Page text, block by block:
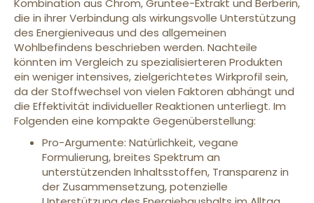
Kombination aus Chrom, Grüntee-Extrakt und Berberin,
die in ihrer Verbindung als wirkungsvolle Unterstützung
des Energieniveaus und des allgemeinen
Wohlbefindens beschrieben werden. Nachteile
könnten im Vergleich zu spezialisierteren Produkten
ein weniger intensives, zielgerichtetes Wirkprofil sein,
da der Stoffwechsel von vielen Faktoren abhängt und
die Effektivität individueller Reaktionen unterliegt. Im
Folgenden eine kompakte Gegenüberstellung:
Pro-Argumente: Natürlichkeit, vegane
Formulierung, breites Spektrum an
unterstützenden Inhaltsstoffen, Transparenz in
der Zusammensetzung, potenzielle